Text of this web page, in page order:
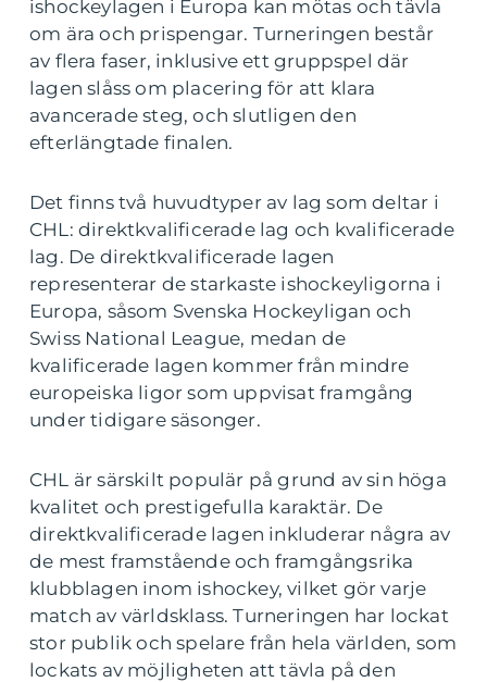
ishockeylagen i Europa kan mötas och tävla
om ära och prispengar. Turneringen består
av flera faser, inklusive ett gruppspel där
lagen slåss om placering för att klara
avancerade steg, och slutligen den
efterlängtade finalen.
Det finns två huvudtyper av lag som deltar i
CHL: direktkvalificerade lag och kvalificerade
lag. De direktkvalificerade lagen
representerar de starkaste ishockeyligorna i
Europa, såsom Svenska Hockeyligan och
Swiss National League, medan de
kvalificerade lagen kommer från mindre
europeiska ligor som uppvisat framgång
under tidigare säsonger.
CHL är särskilt populär på grund av sin höga
kvalitet och prestigefulla karaktär. De
direktkvalificerade lagen inkluderar några av
de mest framstående och framgångsrika
klubblagen inom ishockey, vilket gör varje
match av världsklass. Turneringen har lockat
stor publik och spelare från hela världen, som
lockats av möjligheten att tävla på den